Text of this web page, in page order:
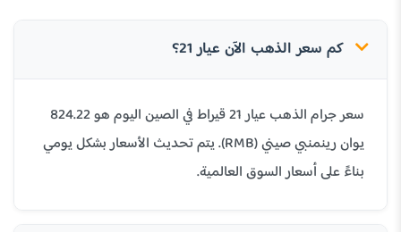
كم سعر الذهب الآن عيار 21؟
سعر جرام الذهب عيار 21 قيراط في الصين اليوم هو 824.22
يوان رينمنبي صيني (RMB). يتم تحديث الأسعار بشكل يومي
بناءً على أسعار السوق العالمية.